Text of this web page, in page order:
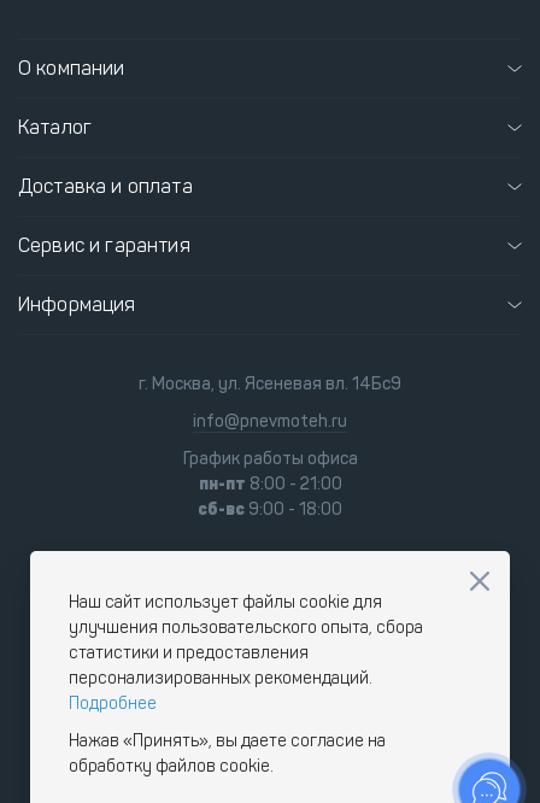
О компании
Каталог
Доставка и оплата
Сервис и гарантия
Информация
г. Москва, ул. Ясеневая вл. 14Бс9
info@pnevmoteh.ru
График работы офиса
пн-пт 8:00 - 21:00
сб-вс 9:00 - 18:00
Наш сайт использует файлы cookie для
улучшения пользовательского опыта, сбора
статистики и предоставления
персонализированных рекомендаций.
Подробнее
Нажав «Принять», вы даете согласие на
обработку файлов cookie.